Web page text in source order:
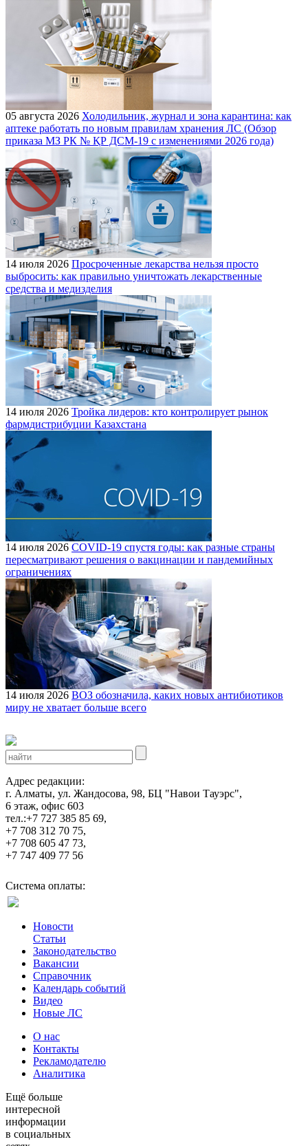
05 августа 2026 Холодильник, журнал и зона карантина: как
аптеке работать по новым правилам хранения ЛС (Обзор
приказа МЗ РК № ҚР ДСМ-19 с изменениями 2026 года)
14 июля 2026 Просроченные лекарства нельзя просто
выбросить: как правильно уничтожать лекарственные
средства и медизделия
14 июля 2026 Тройка лидеров: кто контролирует рынок
фармдистрибуции Казахстана
14 июля 2026 COVID-19 спустя годы: как разные страны
пересматривают решения о вакцинации и пандемийных
ограничениях
14 июля 2026 ВОЗ обозначила, каких новых антибиотиков
миру не хватает больше всего
Адрес редакции:
г. Алматы, ул. Жандосова, 98, БЦ "Навои Тауэрс",
6 этаж, офис 603
тел.:+7 727 385 85 69,
+7 708 312 70 75,
+7 708 605 47 73,
+7 747 409 77 56
Система оплаты:
Новости
Статьи
Законодательство
Вакансии
Справочник
Календарь событий
Видео
Новые ЛС
О нас
Контакты
Рекламодателю
Аналитика
Ещё больше
интересной
информации
в социальных